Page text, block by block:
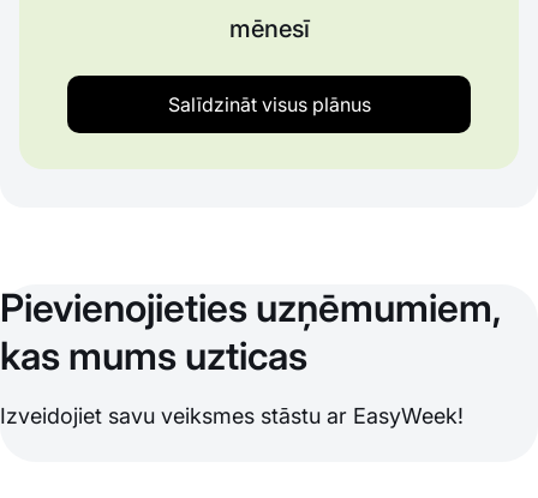
mēnesī
Salīdzināt visus plānus
Pievienojieties uzņēmumiem,
kas mums uzticas
Izveidojiet savu veiksmes stāstu ar EasyWeek!